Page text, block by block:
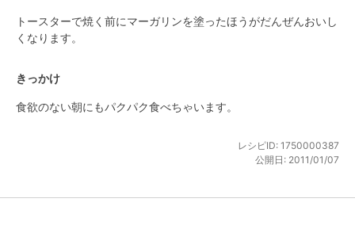
トースターで焼く前にマーガリンを塗ったほうがだんぜんおいし
くなります。
きっかけ
食欲のない朝にもパクパク食べちゃいます。
レシピID: 1750000387
公開日: 2011/01/07